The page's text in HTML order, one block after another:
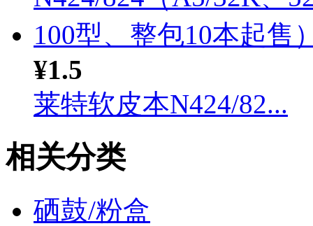
¥1.5
莱特软皮本N424/82...
相关分类
硒鼓/粉盒